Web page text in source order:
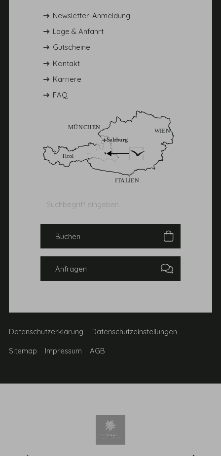
Newsletter-Anmeldung
Lage & Anfahrt
Gutscheine
Kontakt
Karriere
FAQ
eingeben
Buchen
Anfragen
Datenschutzerklärung Datenschutzeinstellungen
Sitemap Impressum AGB